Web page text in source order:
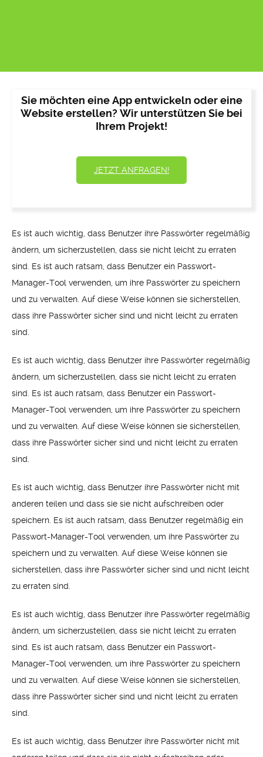
Sie möchten eine App entwickeln oder eine
Website erstellen? Wir unterstützen Sie bei
Ihrem Projekt!
JETZT ANFRAGEN!
Es ist auch wichtig, dass Benutzer ihre Passwörter regelmäßig
ändern, um sicherzustellen, dass sie nicht leicht zu erraten
sind. Es ist auch ratsam, dass Benutzer ein Passwort-
Manager-Tool verwenden, um ihre Passwörter zu speichern
und zu verwalten. Auf diese Weise können sie sicherstellen,
dass ihre Passwörter sicher sind und nicht leicht zu erraten
sind.
Es ist auch wichtig, dass Benutzer ihre Passwörter regelmäßig
ändern, um sicherzustellen, dass sie nicht leicht zu erraten
sind. Es ist auch ratsam, dass Benutzer ein Passwort-
Manager-Tool verwenden, um ihre Passwörter zu speichern
und zu verwalten. Auf diese Weise können sie sicherstellen,
dass ihre Passwörter sicher sind und nicht leicht zu erraten
sind.
Es ist auch wichtig, dass Benutzer ihre Passwörter nicht mit
anderen teilen und dass sie sie nicht aufschreiben oder
speichern. Es ist auch ratsam, dass Benutzer regelmäßig ein
Passwort-Manager-Tool verwenden, um ihre Passwörter zu
speichern und zu verwalten. Auf diese Weise können sie
sicherstellen, dass ihre Passwörter sicher sind und nicht leicht
zu erraten sind.
Es ist auch wichtig, dass Benutzer ihre Passwörter regelmäßig
ändern, um sicherzustellen, dass sie nicht leicht zu erraten
sind. Es ist auch ratsam, dass Benutzer ein Passwort-
Manager-Tool verwenden, um ihre Passwörter zu speichern
und zu verwalten. Auf diese Weise können sie sicherstellen,
dass ihre Passwörter sicher sind und nicht leicht zu erraten
sind.
Es ist auch wichtig, dass Benutzer ihre Passwörter nicht mit